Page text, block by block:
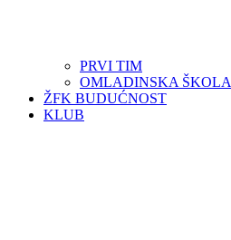
PRVI TIM
OMLADINSKA ŠKOLA
ŽFK BUDUĆNOST
KLUB